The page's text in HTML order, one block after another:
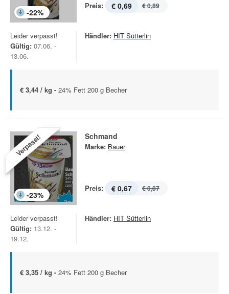
-22%
Preis: € 0,69 € 0,89
Leider verpasst!
Gültig: 07.06. -
13.06.
Händler: HIT Sütterlin
€ 3,44 / kg - 24% Fett 200 g Becher
Verpasst!
-23%
Schmand
Marke: Bauer
Preis: € 0,67 € 0,87
Leider verpasst!
Gültig: 13.12. -
19.12.
Händler: HIT Sütterlin
€ 3,35 / kg - 24% Fett 200 g Becher